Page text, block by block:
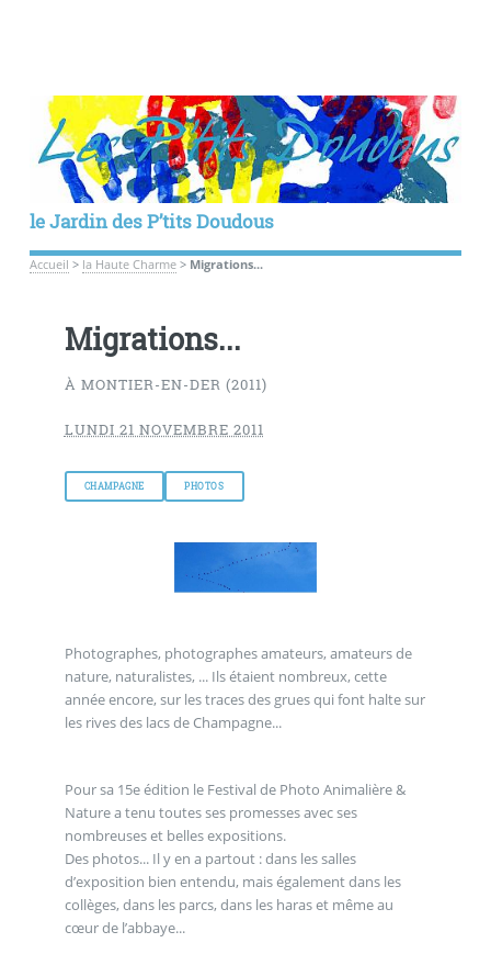
le Jardin des P’tits Doudous
Accueil > la Haute Charme> Migrations...
Migrations...
À MONTIER-EN-DER (2011)
LUNDI 21 NOVEMBRE 2011
CHAMPAGNE PHOTOS
Photographes, photographes amateurs, amateurs de
nature, naturalistes, ... Ils étaient nombreux, cette
année encore, sur les traces des grues qui font halte sur
les rives des lacs de Champagne...
Pour sa 15e édition le Festival de Photo Animalière &
Nature a tenu toutes ses promesses avec ses
nombreuses et belles expositions.
Des photos... Il y en a partout : dans les salles
d’exposition bien entendu, mais également dans les
collèges, dans les parcs, dans les haras et même au
cœur de l’abbaye...